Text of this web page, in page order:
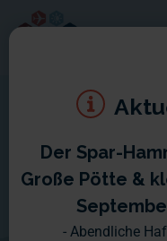
Montag,
29.04.2007
Der Spar-
Große Pötte &
- Abendliche